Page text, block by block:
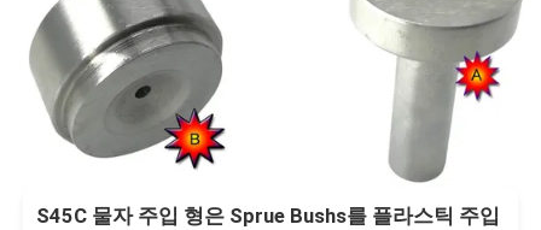
S45C 물자 주입 형은 Sprue Bushs를 플라스틱 주입